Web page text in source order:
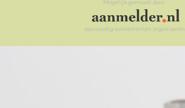
Mogelijk gemaakt door
eenvoudig evenementen organiseren